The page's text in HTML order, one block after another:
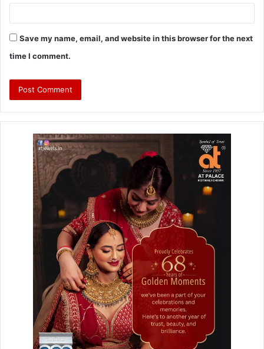
Save my name, email, and website in this browser for the next
time I comment.